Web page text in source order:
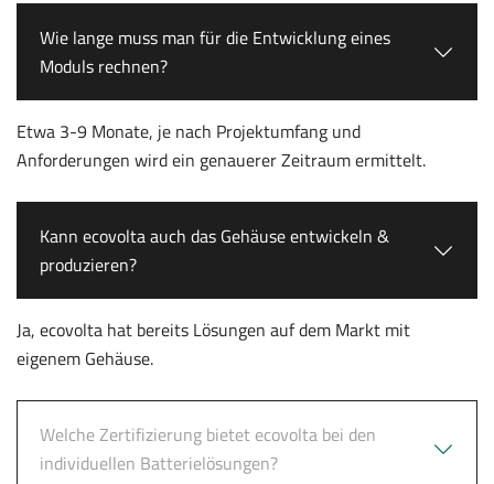
Wie lange muss man für die Entwicklung eines
Moduls rechnen?
Etwa 3-9 Monate, je nach Projektumfang und
Anforderungen wird ein genauerer Zeitraum ermittelt.
Kann ecovolta auch das Gehäuse entwickeln &
produzieren?
Ja, ecovolta hat bereits Lösungen auf dem Markt mit
eigenem Gehäuse.
Welche Zertifizierung bietet ecovolta bei den
individuellen Batterielösungen?